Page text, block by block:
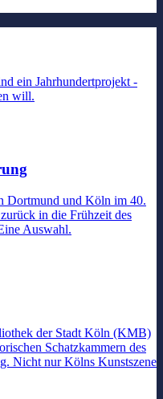
ein Jahrhundertprojekt -
will.
Dortmund und Köln im 40.
in die Frühzeit des
Auswahl.
der Stadt Köln (KMB)
Schatzkammern des
Nicht nur Kölns Kunstszene